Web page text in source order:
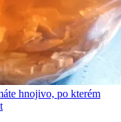
hnojivo, po kterém